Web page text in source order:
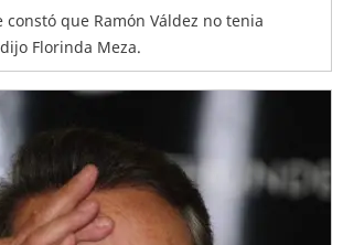
constó que Ramón Váldez no tenia
Florinda Meza.